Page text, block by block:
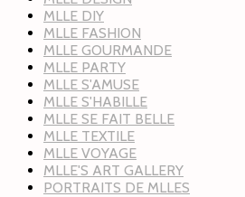
MLLE DIY
MLLE FASHION
MLLE GOURMANDE
MLLE PARTY
MLLE S'AMUSE
MLLE S'HABILLE
MLLE SE FAIT BELLE
MLLE TEXTILE
MLLE VOYAGE
MLLE'S ART GALLERY
PORTRAITS DE MLLES